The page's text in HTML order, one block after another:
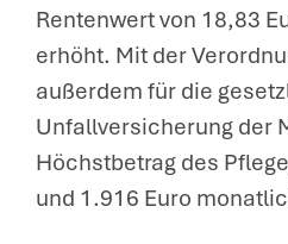
Rentenwert von 18,83
erhöht. Mit der
außerdem für die
Unfallversicherung der
Höchstbetrag des
und 1.916 Euro